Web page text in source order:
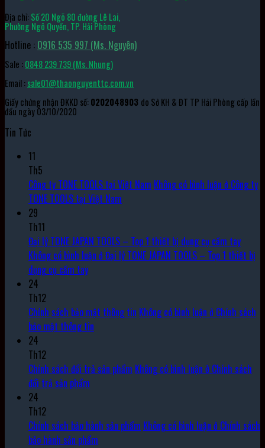
Địa chỉ:Số 20 Ngõ 80 đường Lê Lai,
Phường Ngô Quyền, TP. Hải Phòng
Hotline : 0916 535 997 (Ms. Nguyên)
Sale :0848 239 739 (Ms. Nhung)
Email :sale01@thaonguyenttc.com.vn
Giấy chứng nhận ĐKKD số:0202048903 do Sở KH & ĐT TP Hải Phòng cấp lần
đầu ngày 03/10/2020
Tin Tức
11
Th5
Công ty TONE TOOLS tại Việt Nam Không có bình luận ở Công ty
TONE TOOLS tại Việt Nam
29
Th11
Đại lý TONE JAPAN TOOLS – Top 1 thiết bị dụng cụ cầm tay
Không có bình luận ở Đại lý TONE JAPAN TOOLS – Top 1 thiết bị
dụng cụ cầm tay
24
Th12
Chính sách bảo mật thông tin Không có bình luận ở Chính sách
bảo mật thông tin
24
Th12
Chính sách đổi trả sản phẩm Không có bình luận ở Chính sách
đổi trả sản phẩm
24
Th12
Chính sách bảo hành sản phẩm Không có bình luận ở Chính sách
bảo hành sản phẩm